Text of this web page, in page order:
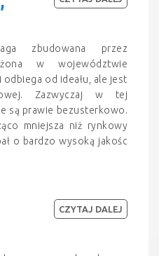
zbudowana przez
w województwie
od ideału, ale jest
Zazwyczaj w tej
są prawie bezusterkowo.
mniejsza niż rynkowy
o bardzo wysoką jakośc
CZYTAJ DALEJ